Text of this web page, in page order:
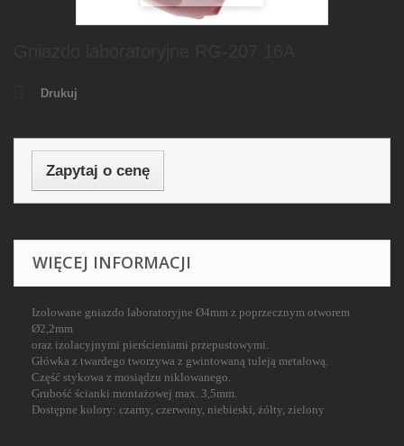
Drukuj
Zapytaj o cenę
WIĘCEJ INFORMACJI
Izolowane gniazdo laboratoryjne Ø4mm z poprzecznym otworem
Ø2,2mm
oraz izolacyjnymi pierścieniami przepustowymi.
Główka z twardego tworzywa z gwintowaną tuleją metalową.
Część stykowa z mosiądzu niklowanego.
Grubość ścianki montażowej max. 3,5mm.
Dostępne kolory: czarny, czerwony, niebieski, żółty, zielony